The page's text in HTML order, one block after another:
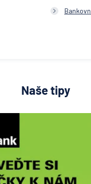
Naše tipy